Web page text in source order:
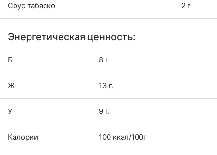
Соус табаско 2 г
Энергетическая ценность:
Б 8 г.
Ж 13 г.
У 9 г.
Калории 100 ккал/100г